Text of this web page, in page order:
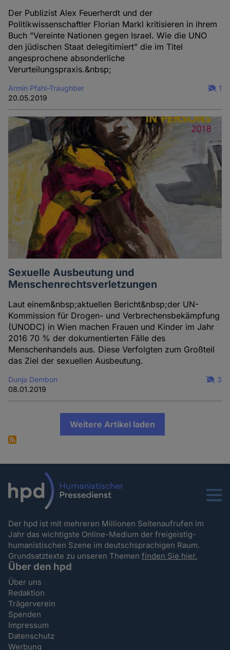
Der Publizist Alex Feuerherdt und der
Politikwissenschaftler Florian Markl kritisieren in ihrem
Buch "Vereinte Nationen gegen Israel. Wie die UNO
den jüdischen Staat delegitimiert" die im Titel
angesprochene absonderliche
Verurteilungspraxis.&nbsp;
Armin Pfahl-Traughber
20.05.2019
1
Sexuelle Ausbeutung und
Menschenrechtsverletzungen
Laut einem&nbsp;aktuellen Bericht&nbsp;der UN-
Kommission für Drogen- und Verbrechensbekämpfung
(UNODC) in Wien machen Frauen und Kinder im Jahr
2016 70 % der dokumentierten Fälle des
Menschenhandels aus. Diese Verfolgten zum Großteil
das Ziel der sexuellen Ausbeutung.
Dunja Dembon
08.01.2019
3
Weitere Artikel laden
Menu
Der hpd ist mit mehreren Millionen Seitenaufrufen im
Jahr das wichtigste Online-Medium der freigeistig-
humanistischen Szene im deutschsprachigen Raum.
Grundsatztexte zu unseren Themenfinden Sie hier.
Über den hpd
Über uns
Redaktion
Trägerverein
Spenden
Impressum
Datenschutz
Werbung